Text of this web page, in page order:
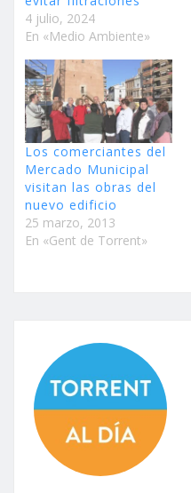
4 julio, 2024
En «Medio Ambiente»
Los comerciantes del
Mercado Municipal
visitan las obras del
nuevo edificio
25 marzo, 2013
En «Gent de Torrent»